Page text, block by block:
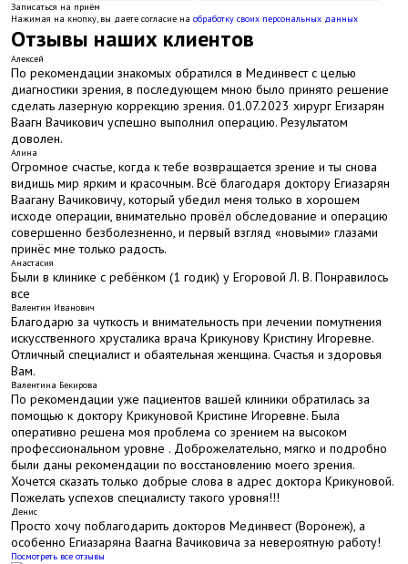
Записаться на приём
Нажимая на кнопку, вы даете согласие на обработку своих персональных данных
Отзывы наших клиентов
Алексей
По рекомендации знакомых обратился в Мединвест с целью
диагностики зрения, в последующем мною было принято решение
сделать лазерную коррекцию зрения. 01.07.2023 хирург Егизарян
Ваагн Вачикович успешно выполнил операцию. Результатом
доволен.
Алина
Огромное счастье, когда к тебе возвращается зрение и ты снова
видишь мир ярким и красочным. Всё благодаря доктору Егиазарян
Ваагану Вачиковичу, который убедил меня только в хорошем
исходе операции, внимательно провёл обследование и операцию
совершенно безболезненно, и первый взгляд «новыми» глазами
принёс мне только радость.
Анастасия
Были в клинике с ребёнком (1 годик) у Егоровой Л. В. Понравилось
все
Валентин Иванович
Благодарю за чуткость и внимательность при лечении помутнения
искусственного хрусталика врача Крикунову Кристину Игоревне.
Отличный специалист и обаятельная женщина. Счастья и здоровья
Вам.
Валентина Бекирова
По рекомендации уже пациентов вашей клиники обратилась за
помощью к доктору Крикуновой Кристине Игоревне. Была
оперативно решена моя проблема со зрением на высоком
профессиональном уровне . Доброжелательно, мягко и подробно
были даны рекомендации по восстановлению моего зрения.
Хочется сказать только добрые слова в адрес доктора Крикуновой.
Пожелать успехов специалисту такого уровня!!!
Денис
Просто хочу поблагодарить докторов Мединвест (Воронеж), а
особенно Егиазаряна Ваагна Вачиковича за невероятную работу!
Посмотреть все отзывы